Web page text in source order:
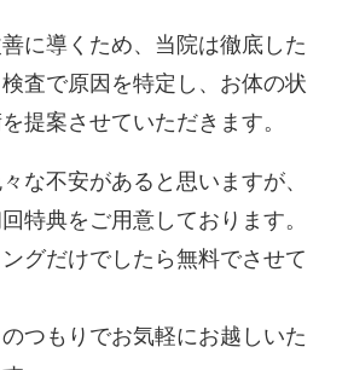
に導くため、当院は徹底した
査で原因を特定し、お体の状
提案させていただきます。
な不安があると思いますが、
特典をご用意しております。
グだけでしたら無料でさせて
のつもりでお気軽にお越しいた